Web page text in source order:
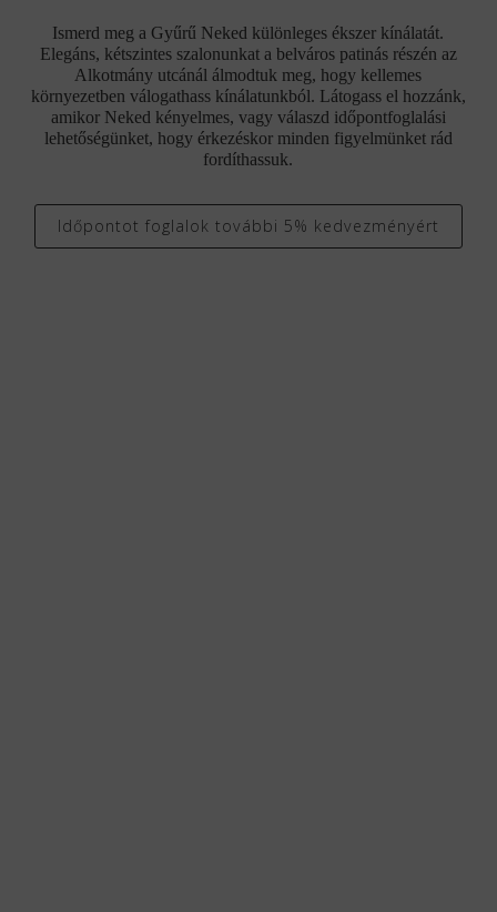
Ismerd meg a Gyűrű Neked különleges ékszer kínálatát.
Elegáns, kétszintes szalonunkat a belváros patinás részén az
Alkotmány utcánál álmodtuk meg, hogy kellemes
környezetben válogathass kínálatunkból. Látogass el hozzánk,
amikor Neked kényelmes, vagy válaszd időpontfoglalási
lehetőségünket, hogy érkezéskor minden figyelmünket rád
fordíthassuk.
Időpontot foglalok további 5% kedvezményért